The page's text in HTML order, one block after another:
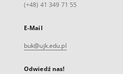
(+48) 41 349 71 55
E-Mail
buk@ujk.edu.pl
Odwiedź nas!